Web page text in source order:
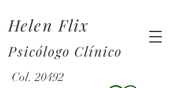
Helen Flix
Psicólogo Clínico
Col. 20492